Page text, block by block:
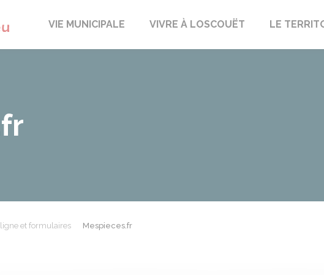
Loscouët-sur-Meu
VIE MUNICIPALE VIVRE À LOSCOUËT LE
et formulaires Mespieces.fr